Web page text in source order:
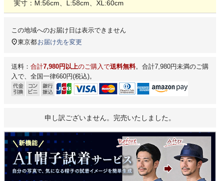
実寸：M:56cm、L:58cm、XL:60cm
この地域へのお届け日は表示できません
東京都お届け先を変更
送料： 合計7,980円以上のご購入で送料無料。合計7,980円未満のご購
入で、全国一律660円(税込)。
申し訳ございません。完売いたしました。